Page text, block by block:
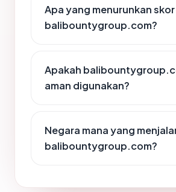
Apa yang menurunkan skor
balibountygroup.com?
Apakah
aman digunakan?
Negara mana yang
balibountygroup.com?